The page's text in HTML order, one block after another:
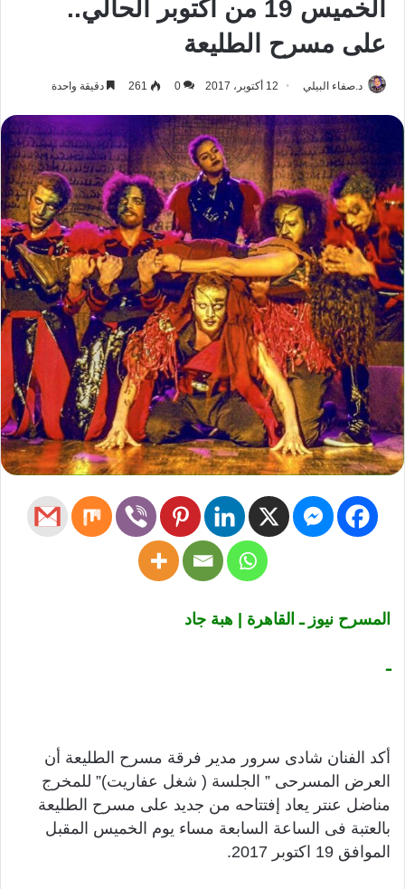
الخميس 19 من أكتوبر الحالي..
على مسرح الطليعة
د.صفاء البيلي 12 أكتوبر، 2017 0
261 دقيقة واحدة
المسرح نيوز ـ القاهرة | هبة جاد
ـ
أكد الفنان شادى سرور مدير فرقة مسرح الطليعة أن
العرض المسرحى ” الجلسة ( شغل عفاريت)” للمخرج
مناضل عنتر يعاد إفتتاحه من جديد على مسرح الطليعة
بالعتبة فى الساعة السابعة مساء يوم الخميس المقبل
الموافق 19 اكتوبر 2017.